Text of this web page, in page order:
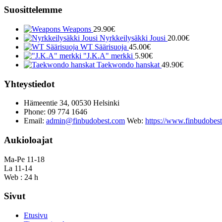
Suosittelemme
Weapons 29.90€
Nyrkkeilysäkki Jousi 20.00€
WT Säärisuoja 45.00€
"J.K.A" merkki 5.90€
Taekwondo hanskat 49.90€
Yhteystiedot
Hämeentie 34, 00530 Helsinki
Phone: 09 774 1646
Email: admin@finbudobest.com Web: https://
Aukioloajat
Ma-Pe 11-18
La 11-14
Web : 24 h
Sivut
Etusivu